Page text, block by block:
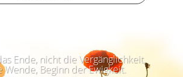
Ende, nicht die Vergänglichkeit,
Beginn der Ewigkeit.